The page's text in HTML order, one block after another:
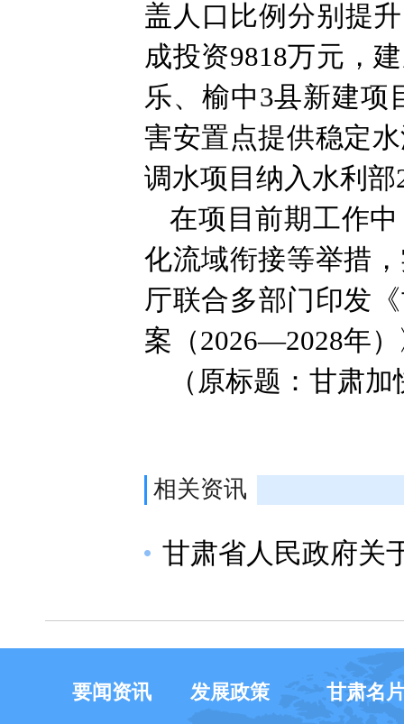
盖人口比例分别提
成投资9818万元，
乐、榆中3县新建项
害安置点提供稳定
调水项目纳入水利
在项目前期工作
化流域衔接等举措
厅联合多部门印发
案（2026—2028年
（原标题：甘肃
相关资讯
甘肃省人民政府关
要闻资讯 发展政策 甘肃名